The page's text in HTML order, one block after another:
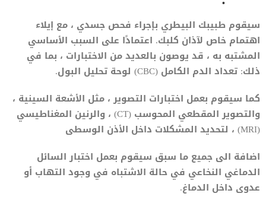
سيقوم طبيبك البيطري بإجراء فحص جسدي ، مع إيلاء
اهتمام خاص لآذان كلبك. اعتمادًا على السبب الأساسي
المشتبه به ، قد يوصون بالعديد من الاختبارات ، بما في
ذلك: تعداد الدم الكامل (CBC) لوحة تحليل البول.
كما سيقوم بعمل اختبارات التصوير ، مثل الأشعة السينية ،
والتصوير المقطعي المحوسب (CT) ، والرنين المغناطيسي
(MRI) ، لتحديد المشكلات داخل الأذن الوسطى
اضافة الى جميع ما سبق سيقوم بعمل اختبار السائل
الدماغي النخاعي في حالة الاشتباه في وجود التهاب أو
عدوى داخل الدماغ.